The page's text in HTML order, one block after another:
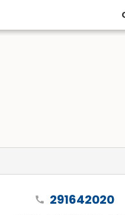
call 291642020